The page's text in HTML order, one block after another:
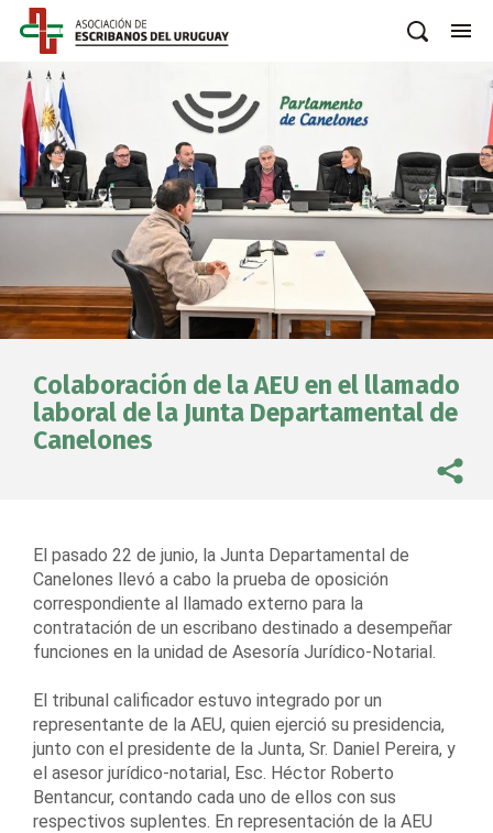
Colaboración de la AEU en el llamado
laboral de la Junta Departamental de
Canelones
El pasado 22 de junio, la Junta Departamental de
Canelones llevó a cabo la prueba de oposición
correspondiente al llamado externo para la
contratación de un escribano destinado a desempeñar
funciones en la unidad de Asesoría Jurídico-Notarial.
El tribunal calificador estuvo integrado por un
representante de la AEU, quien ejerció su presidencia,
junto con el presidente de la Junta, Sr. Daniel Pereira, y
el asesor jurídico-notarial, Esc. Héctor Roberto
Bentancur, contando cada uno de ellos con sus
respectivos suplentes. En representación de la AEU